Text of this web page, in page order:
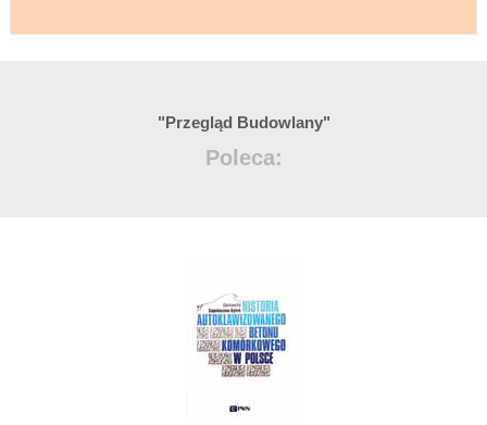
"Przegląd Budowlany"
Poleca: